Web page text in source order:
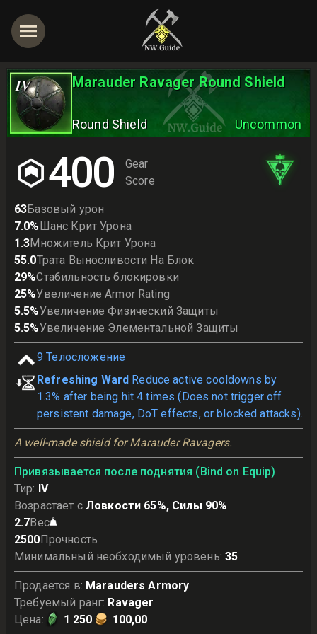
IV Marauder Ravager Round Shield
Round Shield Uncommon
400
Gear
Score
63Базовый урон
7.0%Шанс Крит Урона
1.3Множитель Крит Урона
55.0Трата Выносливости На Блок
29%Стабильность блокировки
25%Увеличение Armor Rating
5.5%Увеличение Физический Защиты
5.5%Увеличение Элементальной Защиты
9 Телосложение
Refreshing Ward Reduce active cooldowns by
1.3% after being hit 4 times (Does not trigger off
persistent damage, DoT effects, or blocked attacks).
A well-made shield for Marauder Ravagers.
Привязывается после поднятия (Bind on Equip)
Тир: IV
Возрастает с Ловкости 65%, Силы 90%
2.7Вес
2500Прочность
Минимальный необходимый уровень: 35
Продается в: Marauders Armory
Требуемый ранг: Ravager
Цена: 1 250 100,00